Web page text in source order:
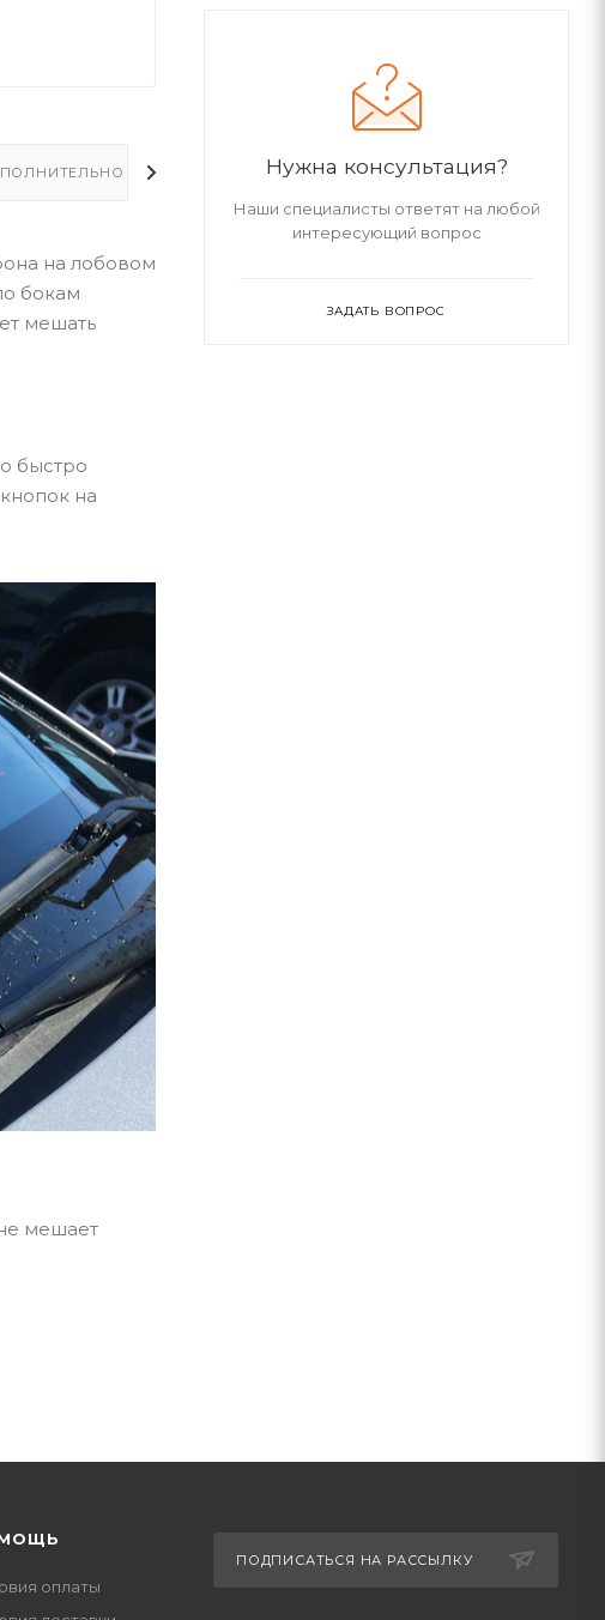
на лобовом
бокам
мешать
быстро
на
мешает
Нужна консультация?
Наши специалисты ответят на любой
интересующий вопрос
ЗАДАТЬ ВОПРОС
оплаты
ПОДПИСАТЬСЯ НА РАССЫЛКУ